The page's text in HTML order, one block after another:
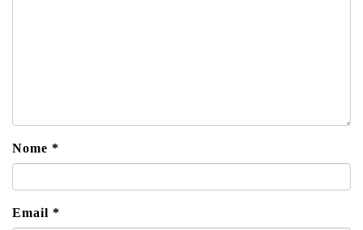
Nome *
Email *